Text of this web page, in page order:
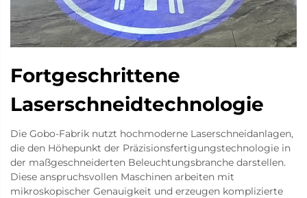
Fortgeschrittene
Laserschneidtechnologie
Die Gobo-Fabrik nutzt hochmoderne Laserschneidanlagen,
die den Höhepunkt der Präzisionsfertigungstechnologie in
der maßgeschneiderten Beleuchtungsbranche darstellen.
Diese anspruchsvollen Maschinen arbeiten mit
mikroskopischer Genauigkeit und erzeugen komplizierte